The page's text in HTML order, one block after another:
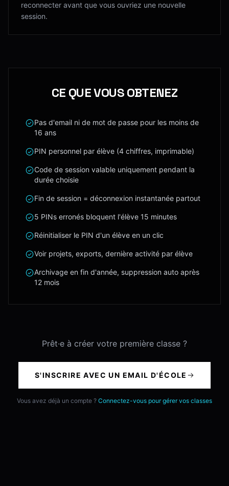
reconnecter avant que vous ouvriez une nouvelle
session.
CE QUE VOUS OBTENEZ
Pas d'email ni de mot de passe pour les moins de
16 ans
PIN personnel par élève (4 chiffres, imprimable)
Code de session valable uniquement pendant la
durée choisie
Fin de session = déconnexion instantanée partout
5 PINs erronés bloquent l'élève 15 minutes
Réinitialiser le PIN d'un élève en un clic
Voir projets, exports, dernière activité par élève
Archivage en fin d'année, suppression auto après
12 mois
Prêt·e à créer votre première classe ?
S'INSCRIRE AVEC UN EMAIL D'ÉCOLE
Vous avez déjà un compte ? Connectez-vous pour gérer vos classes